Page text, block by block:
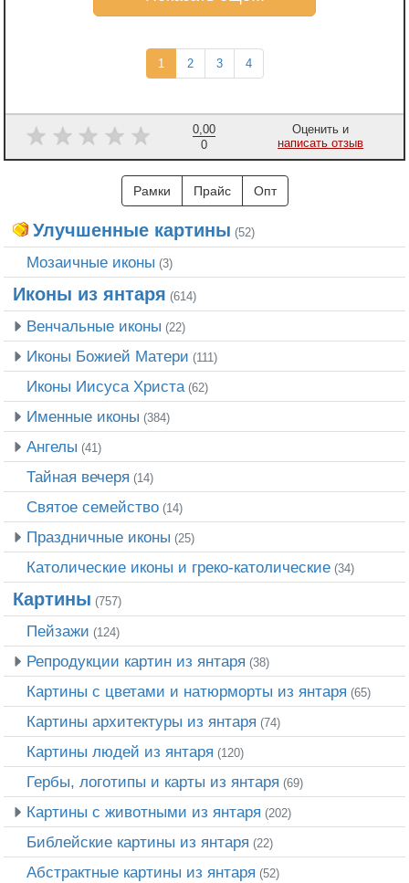
1 (current)
2 3 4
0,00
0
Оценить и
написать отзыв
Рамки Прайс Опт
Улучшенные картины (52)
Мозаичные иконы (3)
Иконы из янтаря (614)
Венчальные иконы (22)
Иконы Божией Матери (111)
Иконы Иисуса Христа(62)
Именные иконы (384)
Ангелы (41)
Тайная вечеря (14)
Святое семейство (14)
Праздничные иконы (25)
Католические иконы и греко-католические (34)
Картины (757)
Пейзажи (124)
Репродукции картин из янтаря (38)
Картины с цветами и натюрморты из янтаря (65)
Картины архитектуры из янтаря (74)
Картины людей из янтаря (120)
Гербы, логотипы и карты из янтаря (69)
Картины с животными из янтаря (202)
Библейские картины из янтаря (22)
Абстрактные картины из янтаря (52)